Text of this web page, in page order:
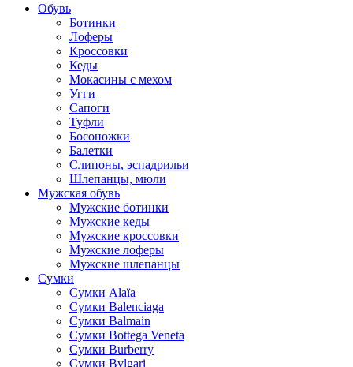
Обувь
Ботинки
Лоферы
Кроссовки
Кеды
Мокасины с мехом
Угги
Сапоги
Туфли
Босоножки
Балетки
Слипоны, эспадрильи
Шлепанцы, мюли
Мужская обувь
Мужские ботинки
Мужские кеды
Мужские кроссовки
Мужские лоферы
Мужские шлепанцы
Сумки
Cумки Alaïa
Сумки Balenciaga
Сумки Balmain
Сумки Bottega Veneta
Сумки Burberry
Сумки Bvlgari